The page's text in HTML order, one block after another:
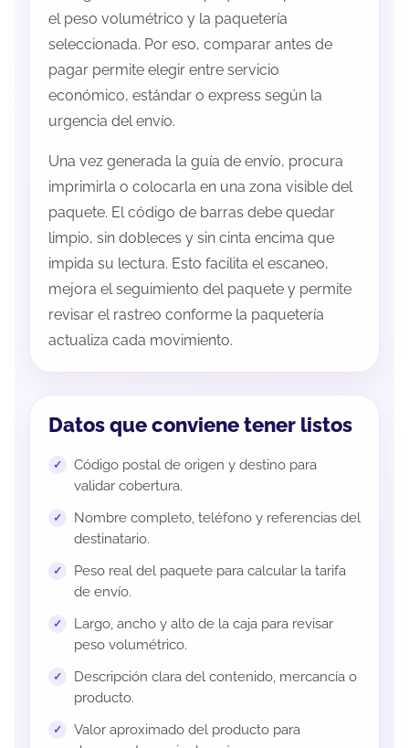
el peso volumétrico y la paquetería
seleccionada. Por eso, comparar antes de
pagar permite elegir entre servicio
económico, estándar o express según la
urgencia del envío.
Una vez generada la guía de envío, procura
imprimirla o colocarla en una zona visible del
paquete. El código de barras debe quedar
limpio, sin dobleces y sin cinta encima que
impida su lectura. Esto facilita el escaneo,
mejora el seguimiento del paquete y permite
revisar el rastreo conforme la paquetería
actualiza cada movimiento.
Datos que conviene tener listos
Código postal de origen y destino para
validar cobertura.
Nombre completo, teléfono y referencias del
destinatario.
Peso real del paquete para calcular la tarifa
de envío.
Largo, ancho y alto de la caja para revisar
peso volumétrico.
Descripción clara del contenido, mercancía o
producto.
Valor aproximado del producto para